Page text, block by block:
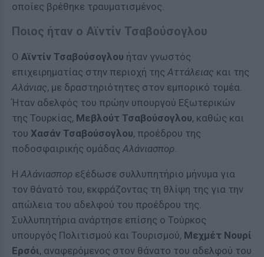
οποίες βρέθηκε τραυματισμένος.
Ποιος ήταν ο Αϊντίν Τσαβούσογλου
Ο Αϊντίν Τσαβούσογλου ήταν γνωστός
επιχειρηματίας στην περιοχή της Αττάλειας και της
Αλάνιας, με δραστηριότητες στον εμπορικό τομέα.
Ήταν αδελφός του πρώην υπουργού Εξωτερικών
της Τουρκίας, Μεβλούτ Τσαβούσογλου, καθώς και
του Χασάν Τσαβούσογλου, προέδρου της
ποδοσφαιρικής ομάδας Αλάνιασπορ.
Η Αλάνιασπορ εξέδωσε συλλυπητήριο μήνυμα για
τον θάνατό του, εκφράζοντας τη θλίψη της για την
απώλεια του αδελφού του προέδρου της.
Συλλυπητήρια ανάρτησε επίσης ο Τούρκος
υπουργός Πολιτισμού και Τουρισμού, Μεχμέτ Νουρί
Ερσόι, αναφερόμενος στον θάνατο του αδελφού του